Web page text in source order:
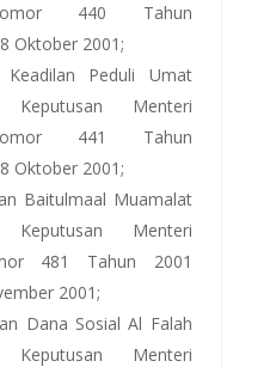
440 Tahun
Oktober 2001;
Peduli Umat
Keputusan Menteri
441 Tahun
Oktober 2001;
Baitulmaal Muamalat
Keputusan Menteri
481 Tahun 2001
2001;
Dana Sosial Al Falah
Keputusan Menteri